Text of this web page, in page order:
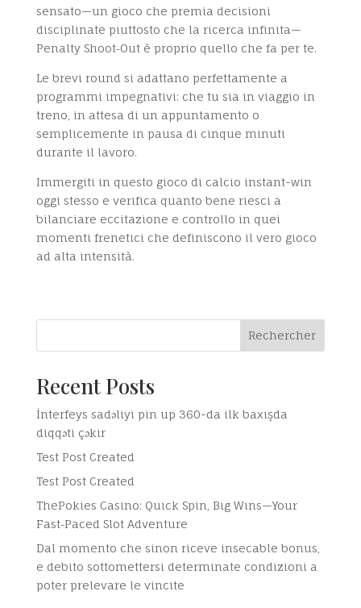
sensato—un gioco che premia decisioni
disciplinate piuttosto che la ricerca infinita—
Penalty Shoot‑Out è proprio quello che fa per te.
Le brevi round si adattano perfettamente a
programmi impegnativi: che tu sia in viaggio in
treno, in attesa di un appuntamento o
semplicemente in pausa di cinque minuti
durante il lavoro.
Immergiti in questo gioco di calcio instant-win
oggi stesso e verifica quanto bene riesci a
bilanciare eccitazione e controllo in quei
momenti frenetici che definiscono il vero gioco
ad alta intensità.
Rechercher
Recent Posts
İnterfeys sadəliyi pin up 360-da ilk baxışda
diqqəti çəkir
Test Post Created
Test Post Created
ThePokies Casino: Quick Spin, Big Wins—Your
Fast‑Paced Slot Adventure
Dal momento che sinon riceve insecable bonus,
e debito sottomettersi determinate condizioni a
poter prelevare le vincite